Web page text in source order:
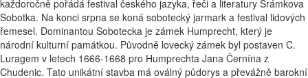
každoročně pořádá festival českého jazyka, řeči a literatury Šrámkova
Sobotka. Na konci srpna se koná sobotecký jarmark a festival lidových
řemesel. Dominantou Sobotecka je zámek Humprecht, který je
národní kulturní památkou. Původně lovecký zámek byl postaven C.
Luragem v letech 1666-1668 pro Humprechta Jana Černína z
Chudenic. Tato unikátní stavba má oválný půdorys a převážně barokní